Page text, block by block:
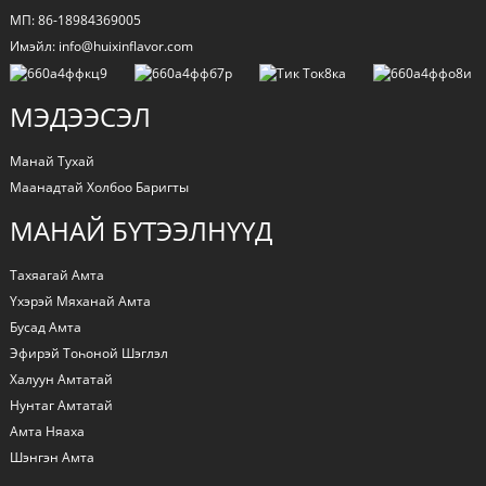
МП: 86-18984369005
Имэйл: info@huixinflavor.com
МЭДЭЭСЭЛ
Манай Тухай
Маанадтай Холбоо Баригты
МАНАЙ БҮТЭЭЛНҮҮД
Тахяагай Амта
Үхэрэй Мяханай Амта
Бусад Амта
Эфирэй Тоһоной Шэглэл
Халуун Амтатай
Нунтаг Амтатай
Амта Няаха
Шэнгэн Амта